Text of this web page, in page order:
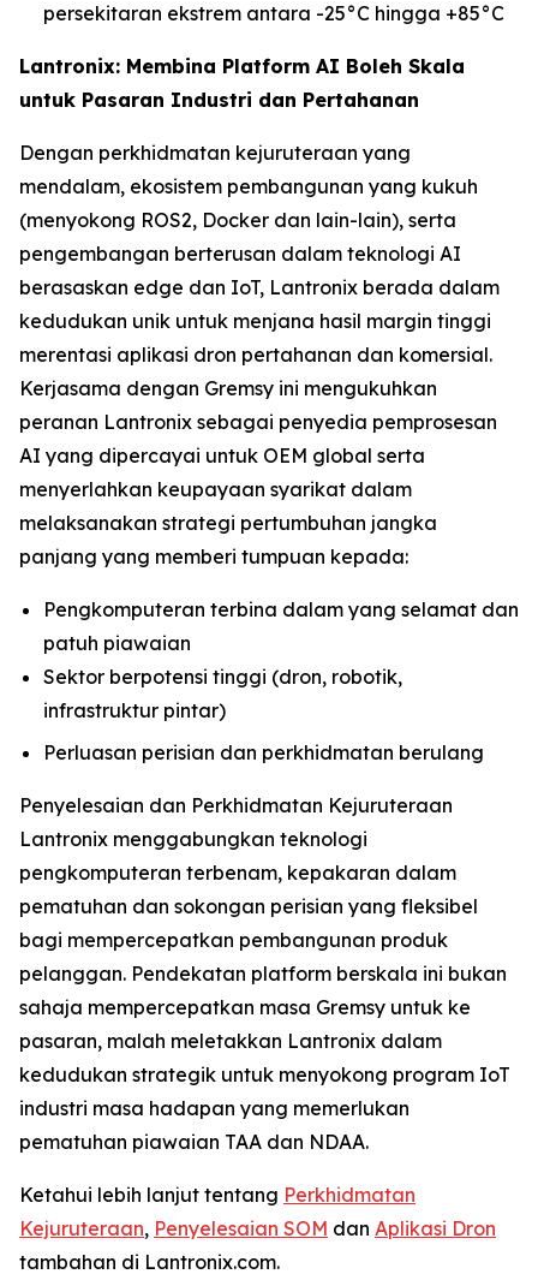
persekitaran ekstrem antara -25°C hingga +85°C
Lantronix: Membina Platform AI Boleh Skala
untuk Pasaran Industri dan Pertahanan
Dengan perkhidmatan kejuruteraan yang
mendalam, ekosistem pembangunan yang kukuh
(menyokong ROS2, Docker dan lain-lain), serta
pengembangan berterusan dalam teknologi AI
berasaskan edge dan IoT, Lantronix berada dalam
kedudukan unik untuk menjana hasil margin tinggi
merentasi aplikasi dron pertahanan dan komersial.
Kerjasama dengan Gremsy ini mengukuhkan
peranan Lantronix sebagai penyedia pemprosesan
AI yang dipercayai untuk OEM global serta
menyerlahkan keupayaan syarikat dalam
melaksanakan strategi pertumbuhan jangka
panjang yang memberi tumpuan kepada:
Pengkomputeran terbina dalam yang selamat dan
patuh piawaian
Sektor berpotensi tinggi (dron, robotik,
infrastruktur pintar)
Perluasan perisian dan perkhidmatan berulang
Penyelesaian dan Perkhidmatan Kejuruteraan
Lantronix menggabungkan teknologi
pengkomputeran terbenam, kepakaran dalam
pematuhan dan sokongan perisian yang fleksibel
bagi mempercepatkan pembangunan produk
pelanggan. Pendekatan platform berskala ini bukan
sahaja mempercepatkan masa Gremsy untuk ke
pasaran, malah meletakkan Lantronix dalam
kedudukan strategik untuk menyokong program IoT
industri masa hadapan yang memerlukan
pematuhan piawaian TAA dan NDAA.
Ketahui lebih lanjut tentang Perkhidmatan
Kejuruteraan, Penyelesaian SOM dan Aplikasi Dron
tambahan di Lantronix.com.